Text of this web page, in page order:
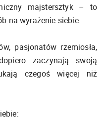
majstersztyk – to
na wyrażenie siebie.
pasjonatów rzemiosła,
zaczynają swoją
czegoś więcej niż